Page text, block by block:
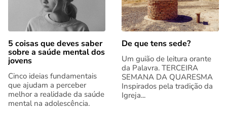
5 coisas que deves saber
sobre a saúde mental dos
jovens
Cinco ideias fundamentais
que ajudam a perceber
melhor a realidade da saúde
mental na adolescência.
De que tens sede?
Um guião de leitura orante
da Palavra. TERCEIRA
SEMANA DA QUARESMA
Inspirados pela tradição da
Igreja...